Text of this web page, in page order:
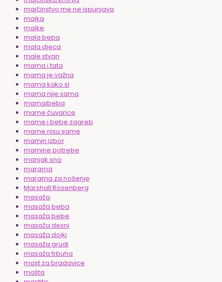
majčinstvo me ne ispunjava
majka
majke
mala beba
mala djeca
male stvari
mama i tata
mama je važna
mama kako si
mama nije sama
mamaibeba
mame čuvarice
mame i bebe zagreb
mame nisu same
mamin izbor
mamine potrebe
manjak sna
marama
marama za nošenje
Marshall Rosenberg
masaža
masaža beba
masaža bebe
masaža desni
masaža dojki
masaža grudi
masaža trbuha
mast za bradavice
mašta